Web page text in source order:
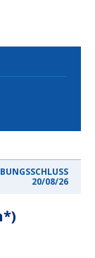
20/08/26